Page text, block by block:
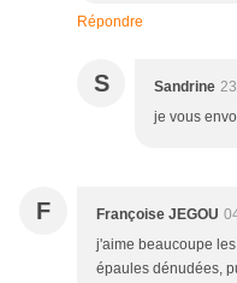
Répondre
S Sandrine
je vous
F Françoise JEGOU
j'aime beaucoupe
épaules dénudées,